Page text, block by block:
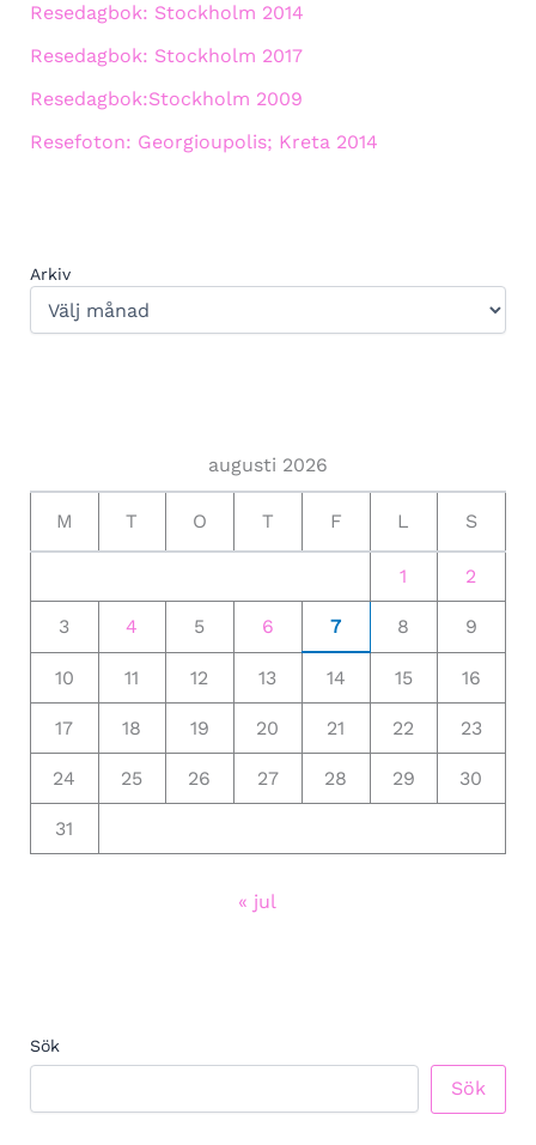
Resedagbok: Stockholm 2014
Resedagbok: Stockholm 2017
Resedagbok:Stockholm 2009
Resefoton: Georgioupolis; Kreta 2014
Arkiv
augusti 2026
M T O T F L S
1 2
3 4 5 6 7 8 9
10 11 12 13 14 15 16
17 18 19 20 21 22 23
24 25 26 27 28 29 30
31
« jul
Sök
Sök